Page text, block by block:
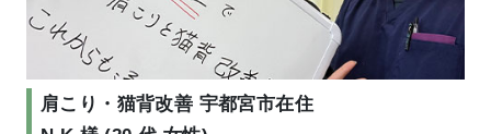
肩こり・猫背改善 宇都宮市在住